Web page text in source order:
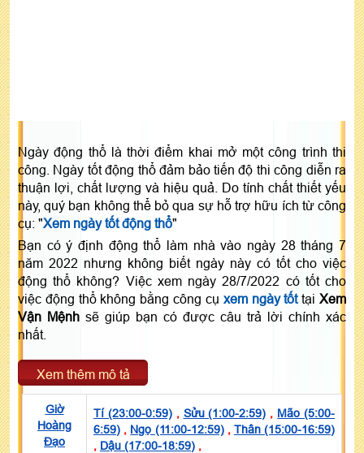
Ngày động thổ là thời điểm khai mở một công trình thi
công. Ngày tốt động thổ đảm bảo tiến độ thi công diễn ra
thuận lợi, chất lượng và hiệu quả. Do tính chất thiết yếu
này, quý bạn không thể bỏ qua sự hỗ trợ hữu ích từ công
cụ: "Xem ngày tốt động thổ"
Bạn có ý định động thổ làm nhà vào ngày 28 tháng 7
năm 2022 nhưng không biết ngày này có tốt cho việc
động thổ không? Việc xem ngày 28/7/2022 có tốt cho
việc động thổ không bằng công cụ xem ngày tốttạiXem
Vận Mệnh sẽ giúp bạn có được câu trả lời chính xác
nhất.
Xem thêm mô tả
Giờ
Hoàng
Đạo
Tí (23:00-0:59), Sửu (1:00-2:59) , Mão (5:00-
6:59) , Ngọ (11:00-12:59), Thân (15:00-16:59)
, Dậu (17:00-18:59) ,